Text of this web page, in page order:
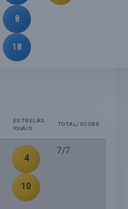
8
18
ESTRELAS
IGUAIS
TOTAL/SCORE
4
10
7/7